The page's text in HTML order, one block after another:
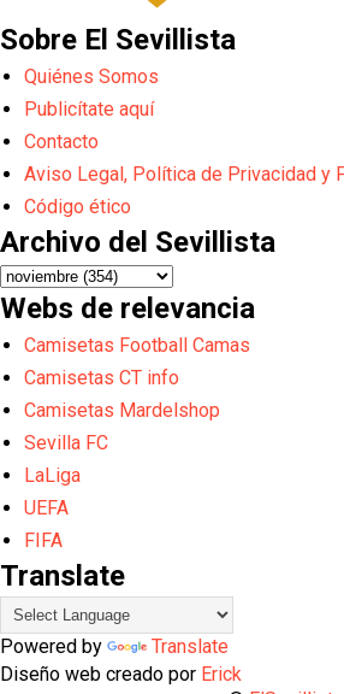
Sobre El Sevillista
Quiénes Somos
Publicítate aquí
Contacto
Aviso Legal, Política de Privacidad y
Código ético
Archivo del Sevillista
Webs de relevancia
Camisetas Football Camas
Camisetas CT info
Camisetas Mardelshop
Sevilla FC
LaLiga
UEFA
FIFA
Translate
Powered by
Translate
Diseño web creado por Erick